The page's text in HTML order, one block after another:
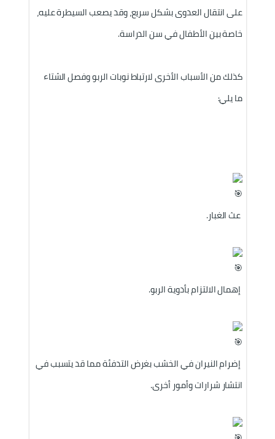
على انتقال العدوى بشكل سريع، وقد يصعب السيطرة عليه،
خاصة بين الأطفال في سن الدراسة.
كذلك من الأسباب الأخرى لارتباط نوبات الربو وفصل الشتاء
ما يلي:
عث الغبار.
إهمال الالتزام بأدوية الربو.
إضرام النيران في الخشب بغرض التدفئة مما قد يتسبب في
انتشار شرارات وأمور أخرى.